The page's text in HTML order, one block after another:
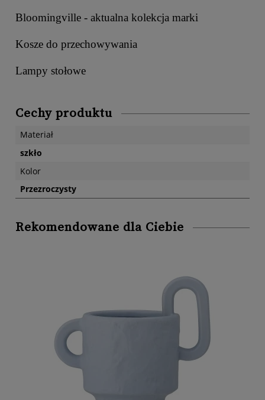
Bloomingville - aktualna kolekcja marki
Kosze do przechowywania
Lampy stołowe
Cechy produktu
Materiał
szkło
Kolor
Przezroczysty
Rekomendowane dla Ciebie